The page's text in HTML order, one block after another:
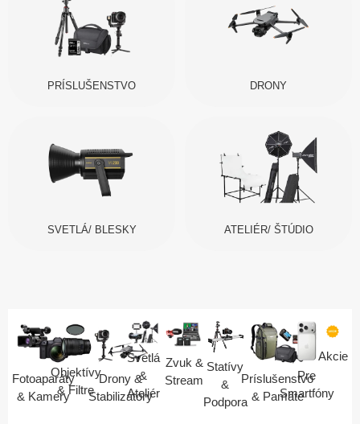
PRÍSLUŠENSTVO DRONY
SVETLÁ/ BLESKY ATELIÉR/ ŠTÚDIO
Fotoaparáty
& Kamery
Objektívy
& Filtre
Drony &
Stabilizátory
Svetlá
&
Ateliér
Zvuk &
Stream
Statívy
&
Podpora
Príslušenstvo
& Pamäte
Pre
Smartfóny
Akcie